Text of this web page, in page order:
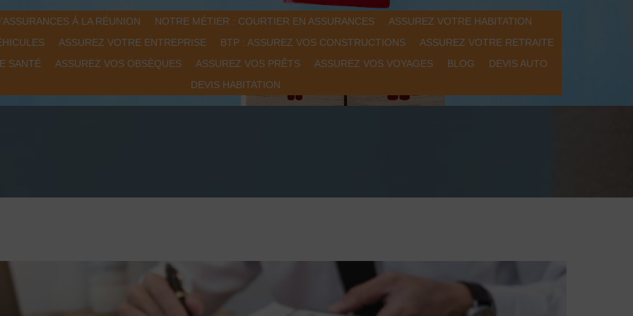
À LA RÉUNION NOTRE MÉTIER : COURTIER EN ASSURANCES
ASSUREZ VOTRE HABITATION
ASSUREZ VOTRE ENTREPRISE BTP : ASSUREZ VOS CONSTRUCTIONS
ASSUREZ VOTRE RETRAITE
SANTÉ
ASSUREZ VOS OBSÈQUES ASSUREZ VOS PRÊTS ASSUREZ VOS VOYAGES BLOG
DEVIS AUTO
DEVIS HABITATION